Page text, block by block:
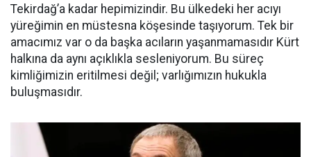
Tekirdağ’a kadar hepimizindir. Bu ülkedeki her acıyı
yüreğimin en müstesna köşesinde taşıyorum. Tek bir
amacımız var o da başka acıların yaşanmamasıdır Kürt
halkına da aynı açıklıkla sesleniyorum. Bu süreç
kimliğimizin eritilmesi değil; varlığımızın hukukla
buluşmasıdır.